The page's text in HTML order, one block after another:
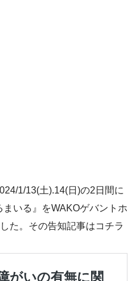
1/13(土).14(日)の2日間に
いる』をWAKOゲバントホ
た。その告知記事はコチラ